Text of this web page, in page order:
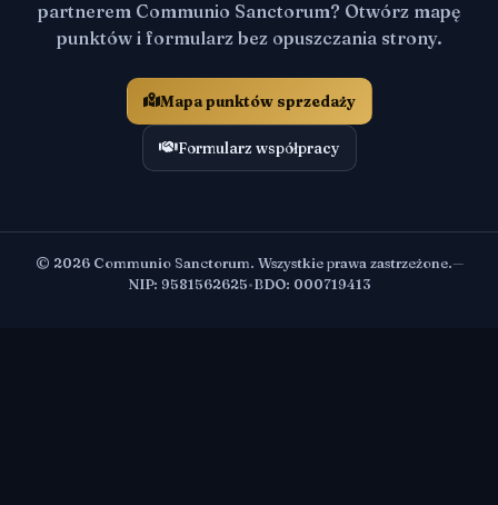
partnerem Communio Sanctorum? Otwórz mapę
punktów i formularz bez opuszczania strony.
Mapa punktów sprzedaży
Formularz współpracy
© 2026 Communio Sanctorum. Wszystkie prawa zastrzeżone.—
NIP: 9581562625•BDO: 000719413